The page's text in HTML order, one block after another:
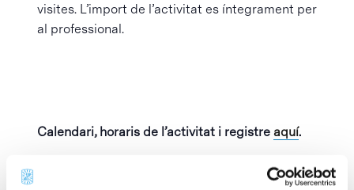
visites. L’import de l’activitat es íntegrament per
al professional.
Calendari, horaris de l’activitat i registre aquí.